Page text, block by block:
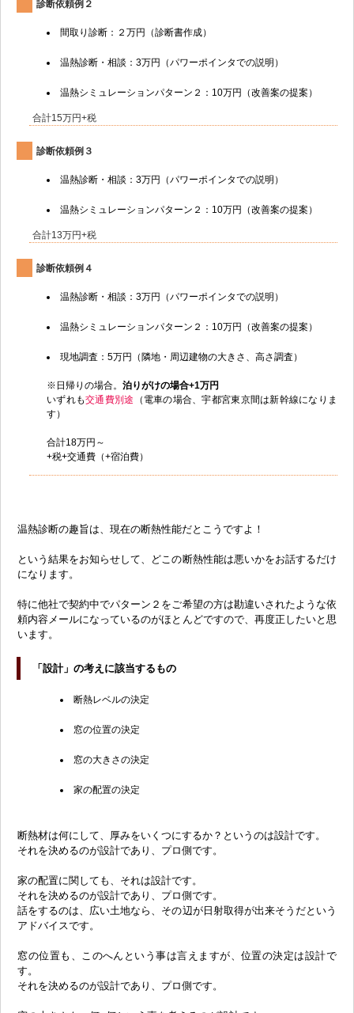
診断依頼例２
間取り診断：２万円（診断書作成）
温熱診断・相談：3万円（パワーポインタでの説明）
温熱シミュレーションパターン２：10万円（改善案の提案）
合計15万円+税
診断依頼例３
温熱診断・相談：3万円（パワーポインタでの説明）
温熱シミュレーションパターン２：10万円（改善案の提案）
合計13万円+税
診断依頼例４
温熱診断・相談：3万円（パワーポインタでの説明）
温熱シミュレーションパターン２：10万円（改善案の提案）
現地調査：5万円（隣地・周辺建物の大きさ、高さ調査）
※日帰りの場合。 泊りがけの場合+1万円
いずれも交通費別途
（電車の場合、宇都宮東京間は新幹線になりま
す）
合計18万円～
+税+交通費（+宿泊費）
温熱診断の趣旨は、現在の断熱性能だとこうですよ！
という結果をお知らせして、どこの断熱性能は悪いかをお話するだけ
になります。
特に他社で契約中でパターン２をご希望の方は勘違いされたような依
頼内容メールになっているのがほとんどですので、再度正したいと思
います。
「 設計」の考えに該当するもの
断熱レベルの決定
窓の位置の決定
窓の大きさの決定
家の配置の決定
断熱材は何にして、厚みをいくつにするか？というのは設計です。
それを決めるのが設計であり、プロ側です。
家の配置に関しても、それは設計です。
それを決めるのが設計であり、プロ側です。
話をするのは、広い土地なら、その辺が日射取得が出来そうだという
アドバイスです。
窓の位置も、このへんという事は言えますが、位置の決定は設計で
す。
それを決めるのが設計であり、プロ側です。